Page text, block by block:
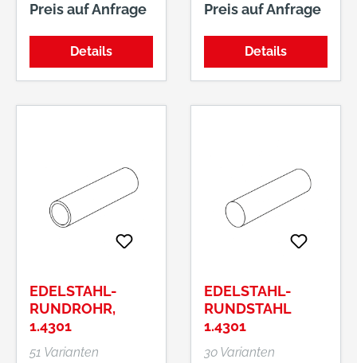
Preis auf Anfrage
Details
Preis auf Anfrage
Details
EDELSTAHL-
RUNDROHR,
1.4301
51 Varianten
EDELSTAHL-
RUNDSTAHL
1.4301
30 Varianten